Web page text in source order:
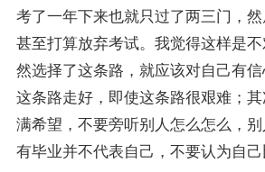
考了一年下来也就只过了两三门，然
甚至打算放弃考试。我觉得这样是
然选择了这条路，就应该对自己有
这条路走好，即使这条路很艰难；
满希望，不要旁听别人怎么怎么，
有毕业并不代表自己，不要认为自己